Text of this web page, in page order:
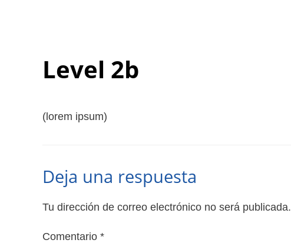
Level 2b
(lorem ipsum)
Deja una respuesta
Tu dirección de correo electrónico no será publicada.
Comentario *